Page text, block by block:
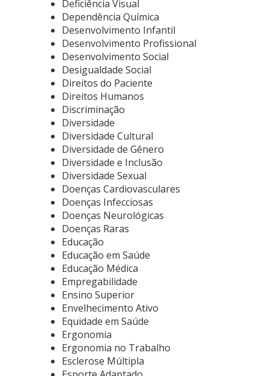
Deficiência Visual
Dependência Química
Desenvolvimento Infantil
Desenvolvimento Profissional
Desenvolvimento Social
Desigualdade Social
Direitos do Paciente
Direitos Humanos
Discriminação
Diversidade
Diversidade Cultural
Diversidade de Gênero
Diversidade e Inclusão
Diversidade Sexual
Doenças Cardiovasculares
Doenças Infecciosas
Doenças Neurológicas
Doenças Raras
Educação
Educação em Saúde
Educação Médica
Empregabilidade
Ensino Superior
Envelhecimento Ativo
Equidade em Saúde
Ergonomia
Ergonomia no Trabalho
Esclerose Múltipla